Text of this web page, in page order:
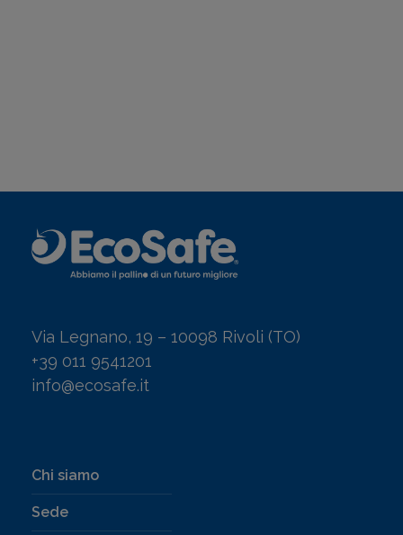
Via Legnano, 19 – 10098 Rivoli (TO)
+39 011 9541201
info@ecosafe.it
Chi siamo
Sede